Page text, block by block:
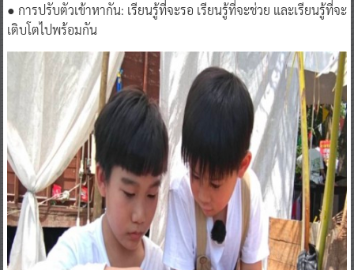
● การปรับตัวเข้าหากัน: เรียนรู้ที่จะรอ เรียนรู้ที่จะช่วย และเรียนรู้ที่จะ
เติบโตไปพร้อมกัน